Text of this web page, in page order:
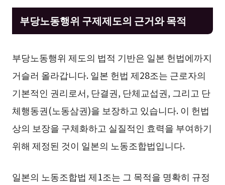
부당노동행위 구제제도의 근거와 목적
부당노동행위 제도의 법적 기반은 일본 헌법에까지
거슬러 올라갑니다. 일본 헌법 제28조는 근로자의
기본적인 권리로서, 단결권, 단체교섭권, 그리고 단
체행동권(노동삼권)을 보장하고 있습니다. 이 헌법
상의 보장을 구체화하고 실질적인 효력을 부여하기
위해 제정된 것이 일본의 노동조합법입니다.
일본의 노동조합법 제1조는 그 목적을 명확히 규정